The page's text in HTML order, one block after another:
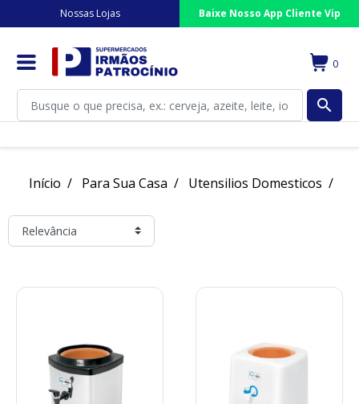
Nossas Lojas Baixe Nosso App Cliente Vip
0
search
Início Para Sua Casa Utensilios Domesticos